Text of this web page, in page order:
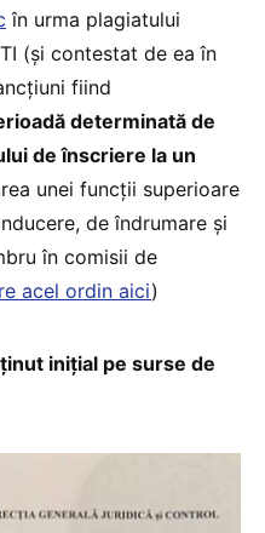
în urma plagiatului
(și contestat de ea în
fiind
determinată de
de înscriere la un
unei funcții superioare
de îndrumare și
în comisii de
acel ordin aici)
inițial pe surse de